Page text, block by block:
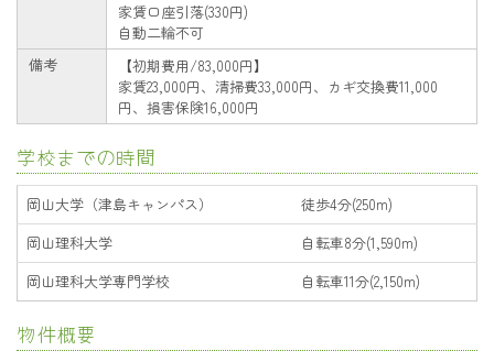
家賃口座引落(330円)
自動二輪不可
備考
【初期費用/83,000円】
家賃23,000円、清掃費33,000円、カギ交換費11,000
円、損害保険16,000円
学校までの時間
岡山大学（津島キャンパス）
徒歩4分(250m)
岡山理科大学
自転車8分(1,590m)
岡山理科大学専門学校
自転車11分(2,150m)
物件概要